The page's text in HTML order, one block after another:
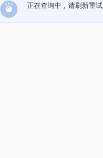
正在查询中，请刷新重试